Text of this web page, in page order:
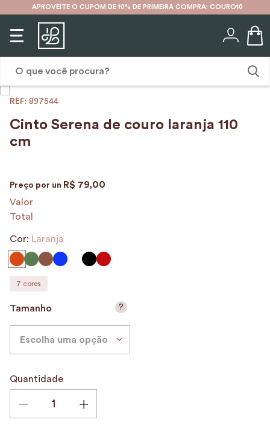
APROVEITE O CUPOM DE 10% DE PRIMEIRA COMPRA: COURO10
: 897544
Cinto Serena de couro laranja 110
cm
Preço por un R$ 79,00
Valor
Total
Cor: Laranja
7 cores
Tamanho
Escolha uma opção
?
Quantidade
karina
2º
5º
6º
7 º
nécessaire
8º
carteira
9º
10º mala